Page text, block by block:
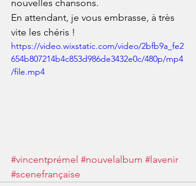
nouvelles chansons.
En attendant, je vous embrasse, à très
vite les chéris !
https://video.wixstatic.com/video/2bfb9a_fe2
654b807214b4c853d986de3432e0c/480p/mp4
/file.mp4
#vincentprémel #nouvelalbum #lavenir
#scenefrançaise